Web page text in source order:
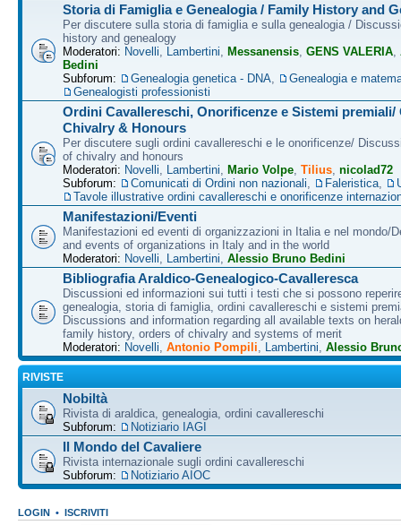
Storia di Famiglia e Genealogia / Family History and
Per discutere sulla storia di famiglia e sulla genealogia /
history and genealogy
Moderatori: Novelli Lambertini Messanensis GENS VALERIA
Bedini
Subforum:
Genealogia genetica - DNA
Genealogia e
Genealogisti professionisti
Ordini Cavallereschi, Onorificenze e Sistemi premiali/
Chivalry & Honours
Per discutere sugli ordini cavallereschi e le onorificenze/
of chivalry and honours
Moderatori: Novelli Lambertini Mario Volpe Tilius nicolad72
Subforum:
Comunicati di Ordini non nazionali Faleristica
Tavole illustrative ordini cavallereschi e onorificenze
Manifestazioni/Eventi
Manifestazioni ed eventi di organizzazioni in Italia e nel mondo/
and events of organizations in Italy and in the world
Moderatori: Novelli Lambertini Alessio Bruno Bedini
Bibliografia Araldico-Genealogico-Cavalleresca
Discussioni ed informazioni sui tutti i testi che si possono
genealogia, storia di famiglia, ordini cavallereschi e sistemi
Discussions and information regarding all available texts on
family history, orders of chivalry and systems of merit
Moderatori: Novelli Antonio Pompili Lambertini Alessio
RIVISTE
Nobiltà
Rivista di araldica, genealogia, ordini cavallereschi
Subforum:
Notiziario IAGI
Il Mondo del Cavaliere
Rivista internazionale sugli ordini cavallereschi
Subforum:
Notiziario AIOC
LOGIN • ISCRIVITI